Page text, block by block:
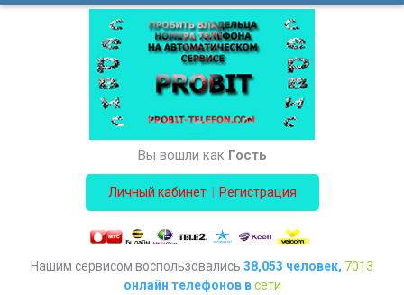
Вы вошли как Гость
Личный кабинет | Регистрация
Нашим сервисом воспользовались 38,053 человек, 7013
онлайн телефонов всети